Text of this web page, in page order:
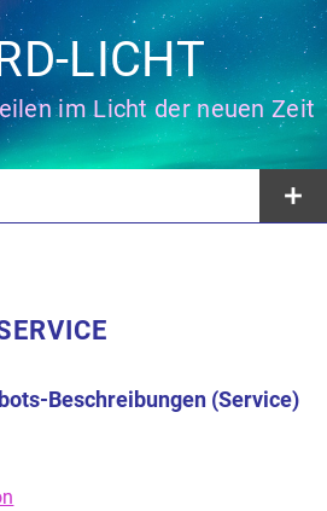
LICHT
im Licht der neuen Zeit
Beschreibungen (Service)